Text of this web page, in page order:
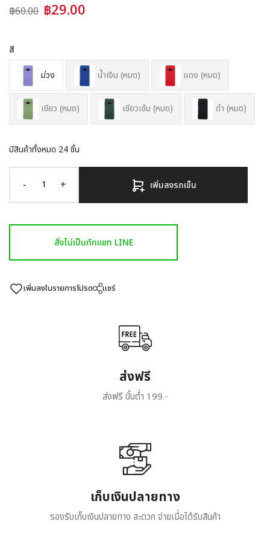
฿60.00 ฿29.00
สี
ม่วง น้ำเงิน (หมด) แดง (หมด)
เขียว (หมด) เขียวเข้ม (หมด) ดำ (หมด)
มีสินค้าทั้งหมด 24ชิ้น
- + เพิ่มลงรถเข็น
สั่งไม่เป็นทักแชท LINE
เพิ่มลงในรายการโปรด แชร์
ส่งฟรี
ส่งฟรี ขั้นต่ำ 199.-
เก็บเงินปลายทาง
รองรับเก็บเงินปลายทาง สะดวก จ่ายเมื่อได้รับสินค้า